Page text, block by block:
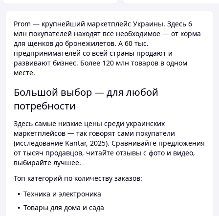
Prom — крупнейший маркетплейс Украины. Здесь 6
млн покупателей находят всё необходимое — от корма
для щенков до бронежилетов. А 60 тыс.
предпринимателей со всей страны продают и
развивают бизнес. Более 120 млн товаров в одном
месте.
Большой выбор — для любой
потребности
Здесь самые низкие цены среди украинских
маркетплейсов — так говорят сами покупатели
(исследование Kantar, 2025). Сравнивайте предложения
от тысяч продавцов, читайте отзывы с фото и видео,
выбирайте лучшее.
Топ категорий по количеству заказов:
Техника и электроника
Товары для дома и сада